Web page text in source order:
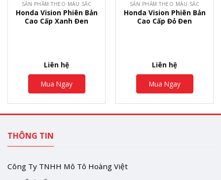
SẢN PHẨM THEO MÀU SẮC
Honda Vision Phiên Bản
Cao Cấp Xanh Đen
Liên hệ
Mua Ngay
SẢN PHẨM THEO MÀU SẮC
Honda Vision Phiên Bản
Cao Cấp Đỏ Đen
Liên hệ
Mua Ngay
THÔNG TIN
Công Ty TNHH Mô Tô Hoàng Việt